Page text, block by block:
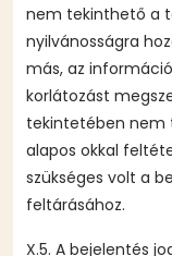
nem tekinthető a
nyilvánosságra
más, az
korlátozást
tekintetében nem
alapos okkal
szükséges volt a
feltárásához.
X.5. A bejelentés